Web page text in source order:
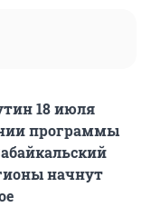
18 июля
программы
начнут